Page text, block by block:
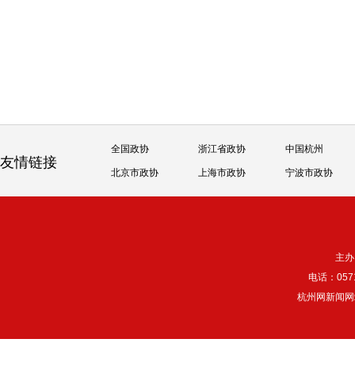
友情链接
全国政协 浙江省政协 中国杭州
北京市政协 上海市政协 宁波市政协
主
电话：
杭州网新闻